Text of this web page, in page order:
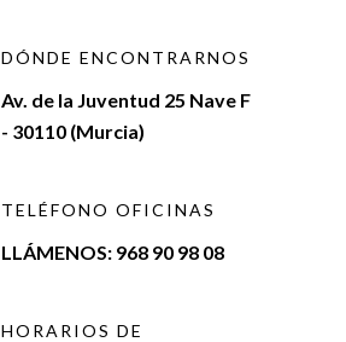
DÓNDE ENCONTRARNOS
Av. de la Juventud 25 Nave F
- 30110 (Murcia)
TELÉFONO OFICINAS
LLÁMENOS: 968 90 98 08
HORARIOS DE